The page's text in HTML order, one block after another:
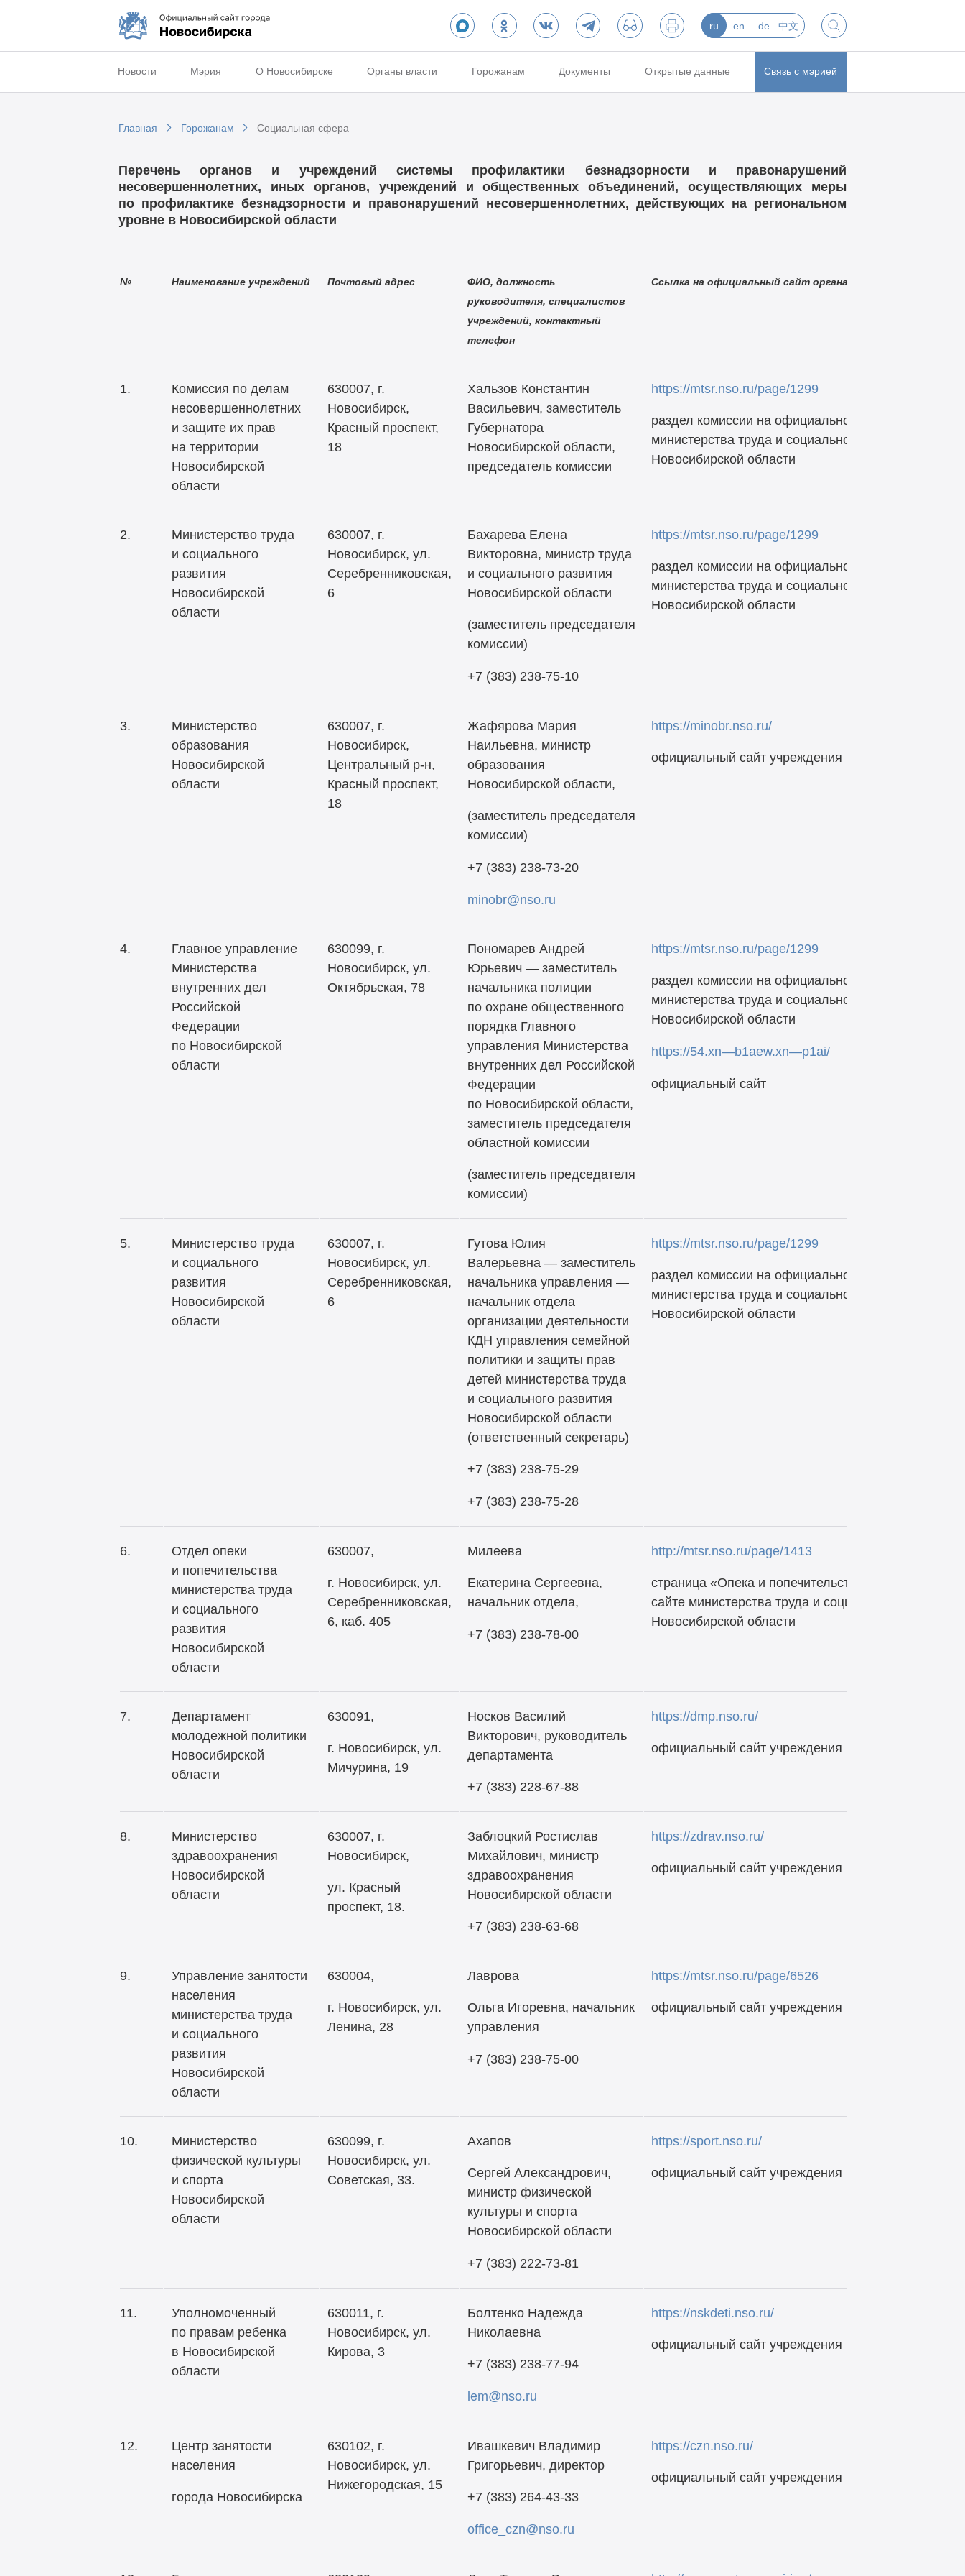
ru en de 中文
Новости Мэрия О Новосибирске Органы власти Горожанам Документы Открытые данные Связь с мэрией
Главная Горожанам Социальная сфера
Перечень органов и учреждений системы профилактики безнадзорности и правонарушений
несовершеннолетних, иных органов, учреждений и общественных объединений, осуществляющих меры
по профилактике безнадзорности и правонарушений несовершеннолетних, действующих на региональном
уровне в Новосибирской области
№ Наименование учреждений Почтовый адрес
ФИО, должность
руководителя, специалистов
учреждений, контактный
телефон
Ссылка на официальный сайт органа (учреждения)
1.
Комиссия по делам
несовершеннолетних
и защите их прав
на территории
Новосибирской
области
630007, г.
Новосибирск,
Красный проспект,
18
Хальзов Константин
Васильевич, заместитель
Губернатора
Новосибирской области,
председатель комиссии
https://mtsr.nso.ru/page/1299
раздел комиссии на официальном сайте
министерства труда и социального развития
Новосибирской области
2.
Министерство труда
и социального
развития
Новосибирской
области
630007, г.
Новосибирск, ул.
Серебренниковская,
6
Бахарева Елена
Викторовна, министр труда
и социального развития
Новосибирской области
(заместитель председателя
комиссии)
+7 (383) 238-75-10
https://mtsr.nso.ru/page/1299
раздел комиссии на официальном сайте
министерства труда и социального развития
Новосибирской области
3.
Министерство
образования
Новосибирской
области
630007, г.
Новосибирск,
Центральный р-н,
Красный проспект,
18
Жафярова Мария
Наильевна, министр
образования
Новосибирской области,
(заместитель председателя
комиссии)
+7 (383) 238-73-20
minobr@nso.ru
https://minobr.nso.ru/
официальный сайт учреждения
4.
Главное управление
Министерства
внутренних дел
Российской
Федерации
по Новосибирской
области
630099, г.
Новосибирск, ул.
Октябрьская, 78
Пономарев Андрей
Юрьевич — заместитель
начальника полиции
по охране общественного
порядка Главного
управления Министерства
внутренних дел Российской
Федерации
по Новосибирской области,
заместитель председателя
областной комиссии
(заместитель председателя
комиссии)
https://mtsr.nso.ru/page/1299
раздел комиссии на официальном сайте
министерства труда и социального развития
Новосибирской области
https://54.xn—b1aew.xn—p1ai/
официальный сайт
5.
Министерство труда
и социального
развития
Новосибирской
области
630007, г.
Новосибирск, ул.
Серебренниковская,
6
Гутова Юлия
Валерьевна — заместитель
начальника управления —
начальник отдела
организации деятельности
КДН управления семейной
политики и защиты прав
детей министерства труда
и социального развития
Новосибирской области
(ответственный секретарь)
+7 (383) 238-75-29
+7 (383) 238-75-28
https://mtsr.nso.ru/page/1299
раздел комиссии на официальном сайте
министерства труда и социального развития
Новосибирской области
6.
Отдел опеки
и попечительства
министерства труда
и социального
развития
Новосибирской
области
630007,
г. Новосибирск, ул.
Серебренниковская,
6, каб. 405
Милеева
Екатерина Сергеевна,
начальник отдела,
+7 (383) 238-78-00
http://mtsr.nso.ru/page/1413
страница «Опека и попечительство» на
сайте министерства труда и социального развития
Новосибирской области
7.
Департамент
молодежной политики
Новосибирской
области
630091,
г. Новосибирск, ул.
Мичурина, 19
Носков Василий
Викторович, руководитель
департамента
+7 (383) 228-67-88
https://dmp.nso.ru/
официальный сайт учреждения
8.
Министерство
здравоохранения
Новосибирской
области
630007, г.
Новосибирск,
ул. Красный
проспект, 18.
Заблоцкий Ростислав
Михайлович, министр
здравоохранения
Новосибирской области
+7 (383) 238-63-68
https://zdrav.nso.ru/
официальный сайт учреждения
9.
Управление занятости
населения
министерства труда
и социального
развития
Новосибирской
области
630004,
г. Новосибирск, ул.
Ленина, 28
Лаврова
Ольга Игоревна, начальник
управления
+7 (383) 238-75-00
https://mtsr.nso.ru/page/6526
официальный сайт учреждения
10.
Министерство
физической культуры
и спорта
Новосибирской
области
630099, г.
Новосибирск, ул.
Советская, 33.
Ахапов
Сергей Александрович,
министр физической
культуры и спорта
Новосибирской области
+7 (383) 222-73-81
https://sport.nso.ru/
официальный сайт учреждения
11.
Уполномоченный
по правам ребенка
в Новосибирской
области
630011, г.
Новосибирск, ул.
Кирова, 3
Болтенко Надежда
Николаевна
+7 (383) 238-77-94
lem@nso.ru
https://nskdeti.nso.ru/
официальный сайт учреждения
12.
Центр занятости
населения
города Новосибирска
630102, г.
Новосибирск, ул.
Нижегородская, 15
Ивашкевич Владимир
Григорьевич, директор
+7 (383) 264-43-33
office_czn@nso.ru
https://czn.nso.ru/
официальный сайт учреждения